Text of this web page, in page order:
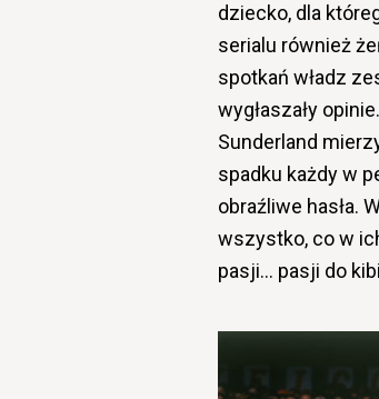
dziecko, dla
serialu również
spotkań władz
wygłaszały
Sunderland
spadku każdy w
obraźliwe hasła.
wszystko, co w
pasji… pasji do